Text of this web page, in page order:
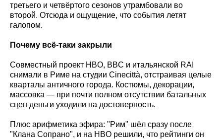
третьего и четвёртого сезонов утрамбовали во
второй. Отсюда и ощущение, что события летят
галопом.
Почему всё-таки закрыли
Совместный проект HBO, BBC и итальянской RAI
снимали в Риме на студии Cinecittà, отстраивая целые
кварталы античного города. Костюмы, декорации,
массовка — при почти полном отсутствии батальных
сцен деньги уходили на достоверность.
Плюс арифметика эфира: "Рим" шёл сразу после
"Клана Сопрано", и на HBO решили, что рейтинги он